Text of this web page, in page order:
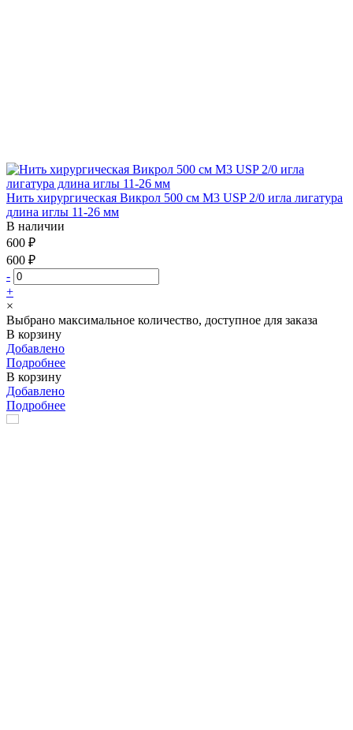
Нить хирургическая Викрол 500 см М3 USP 2/0 игла лигатура
длина иглы 11-26 мм
В наличии
600 ₽
600 ₽
-
+
×
Выбрано максимальное количество, доступное для заказа
В корзину
Добавлено
Подробнее
В корзину
Добавлено
Подробнее